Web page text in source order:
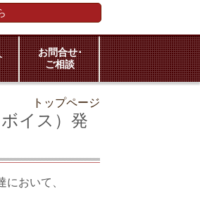
お問合せ･
ご相談
トップページ
イス）発
おいて、